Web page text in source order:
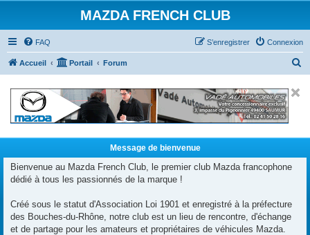
MAZDA FRENCH CLUB
FAQ Connexion
S’enregistrer
Accueil Portail Forum
Message de bienvenue
Bienvenue au Mazda French Club, le premier club Mazda francophone
dédié à tous les passionnés de la marque !
Créé sous le statut d'Association Loi 1901 et enregistré à la préfecture
des Bouches-du-Rhône, notre club est un lieu de rencontre, d'échange
et de partage pour les amateurs et propriétaires de véhicules Mazda.